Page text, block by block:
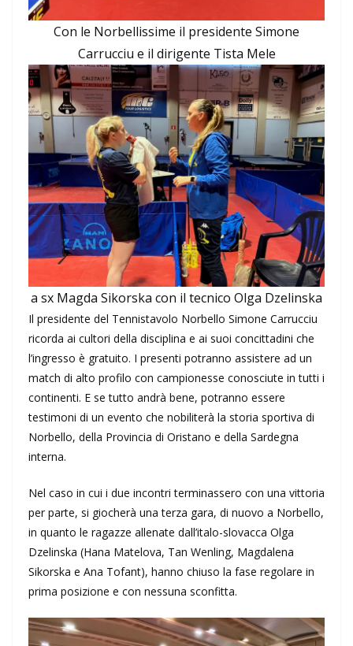
Con le Norbellissime il presidente Simone
Carrucciu e il dirigente Tista Mele
a sx Magda Sikorska con il tecnico Olga Dzelinska
Il presidente del Tennistavolo Norbello Simone Carrucciu
ricorda ai cultori della disciplina e ai suoi concittadini che
l’ingresso è gratuito. I presenti potranno assistere ad un
match di alto profilo con campionesse conosciute in tutti i
continenti. E se tutto andrà bene, potranno essere
testimoni di un evento che nobiliterà la storia sportiva di
Norbello, della Provincia di Oristano e della Sardegna
interna.
Nel caso in cui i due incontri terminassero con una vittoria
per parte, si giocherà una terza gara, di nuovo a Norbello,
in quanto le ragazze allenate dall’italo-slovacca Olga
Dzelinska (Hana Matelova, Tan Wenling, Magdalena
Sikorska e Ana Tofant), hanno chiuso la fase regolare in
prima posizione e con nessuna sconfitta.